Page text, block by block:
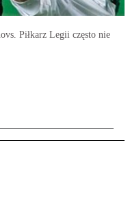
Piłkarz Legii często nie